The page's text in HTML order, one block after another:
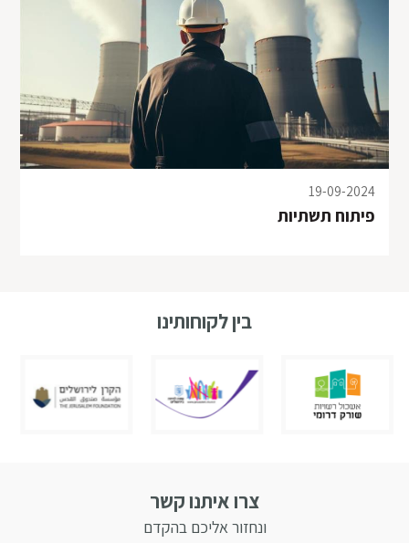
19-09-2024
פיתוח תשתיות
בין לקוחותינו
צרו איתנו קשר
ונחזור אליכם בהקדם